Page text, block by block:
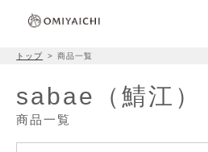
トップ 商品一覧
sabae（鯖江）
商品一覧